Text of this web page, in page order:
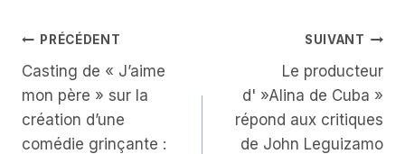
Navigation
De
L’article
PRÉCÉDENT
Casting de « J’aime
mon père » sur la
création d’une
comédie grinçante :
SUIVANT
Le producteur
d' »Alina de Cuba »
répond aux critiques
de John Leguizamo